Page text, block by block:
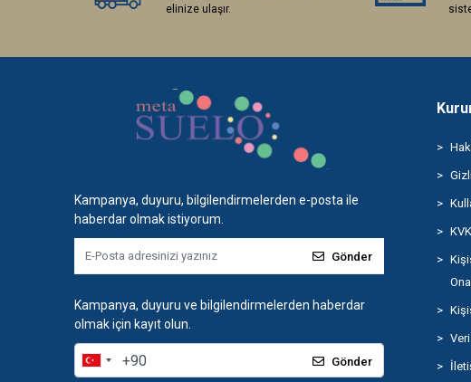
elinize ulaşır.
Kampanya, duyuru, bilgilendirmelerden e-posta ile
haberdar olmak istiyorum.
Gönder
Kampanya, duyuru ve bilgilendirmelerden haberdar
olmak için kayıt olun.
Gönder